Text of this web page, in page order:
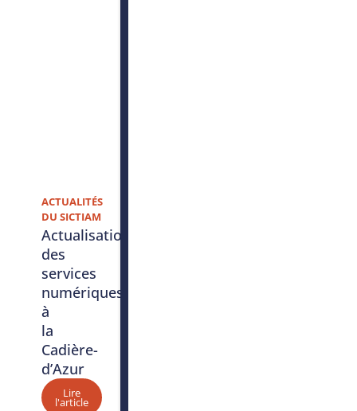
ACTUALITÉS
DU SICTIAM
Actualisation
des
services
numériques
à
la
Cadière-
d’Azur
Lire
l'article